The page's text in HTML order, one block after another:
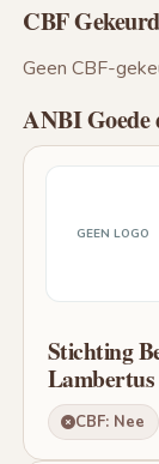
CBF
Geen CBF-
ANBI Goede
GEEN LOGO
Stichting
Lambertus
CBF: Nee